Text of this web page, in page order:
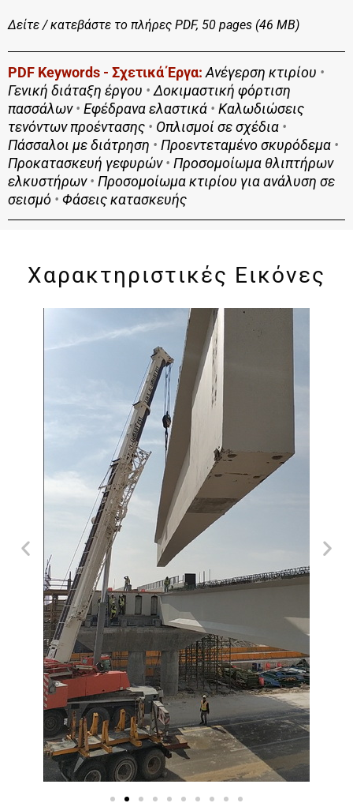
Δείτε / κατεβάστε το πλήρες PDF, 50 pages (46 MΒ)
PDF Keywords - Σχετικά Έργα: Ανέγερση κτιρίου •
Γενική διάταξη έργου • Δοκιμαστική φόρτιση
πασσάλων• Εφέδρανα ελαστικά • Καλωδιώσεις
τενόντων προέντασης • Οπλισμοί σε σχέδια •
Πάσσαλοι με διάτρηση • Προεντεταμένο σκυρόδεμα •
Προκατασκευή γεφυρών• Προσομοίωμα θλιπτήρων
ελκυστήρων• Προσομοίωμα κτιρίου για ανάλυση σε
σεισμό • Φάσεις κατασκευής
Χαρακτηριστικές Εικόνες